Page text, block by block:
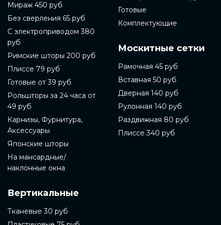
Мираж 450 руб
Без сверления 65 руб
С электроприводом 380
руб
Римские шторы 200 руб
Плиссе 79 руб
Готовые от 39 руб
Рольшторы за 24 часа от
49 руб
Карнизы, Фурнитура,
Аксессуары
Японские шторы
На мансардные/
наклонные окна
Вертикальные
Тканевые 30 руб
Готовые
Комплектующие
Москитные сетки
Рамочная 45 руб
Вставная 50 руб
Дверная 140 руб
Рулонная 140 руб
Раздвижная 80 руб
Плиссе 340 руб